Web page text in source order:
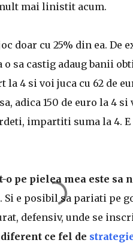
mai linistit acum.
doar cu 25% din ea. De
o sa castig adaug banii
4 si voi juca cu 62 de
adica 150 de euro la 4 si
impartiti suma la 4.
pe pielea mea este sa
e posibil sa pariati pe
defensiv, unde se
ce fel de